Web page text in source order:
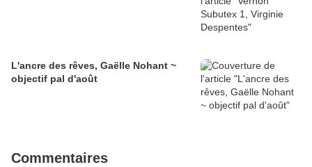
L'ancre des rêves, Gaëlle Nohant ~
objectif pal d'août
Commentaires